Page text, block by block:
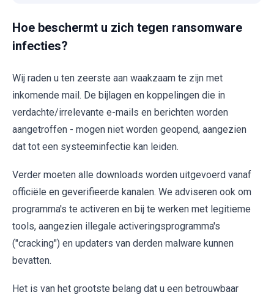
Hoe beschermt u zich tegen ransomware
infecties?
Wij raden u ten zeerste aan waakzaam te zijn met
inkomende mail. De bijlagen en koppelingen die in
verdachte/irrelevante e-mails en berichten worden
aangetroffen - mogen niet worden geopend, aangezien
dat tot een systeeminfectie kan leiden.
Verder moeten alle downloads worden uitgevoerd vanaf
officiële en geverifieerde kanalen. We adviseren ook om
programma's te activeren en bij te werken met legitieme
tools, aangezien illegale activeringsprogramma's
("cracking") en updaters van derden malware kunnen
bevatten.
Het is van het grootste belang dat u een betrouwbaar